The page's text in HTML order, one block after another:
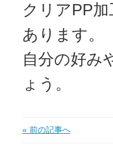
クリアPP
あります。
自分の好み
ょう。
« 前の記事へ